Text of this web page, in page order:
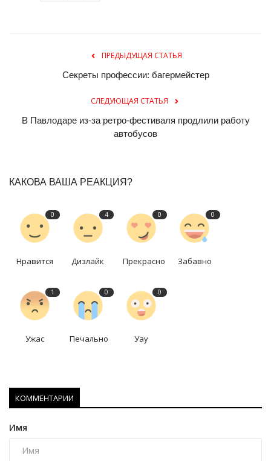
ПРЕДЫДУЩАЯ СТАТЬЯ
Секреты профессии: багермейстер
СЛЕДУЮЩАЯ СТАТЬЯ
В Павлодаре из-за ретро-фестиваля продлили работу
автобусов
КАКОВА ВАША РЕАКЦИЯ?
0
Нравится
4
Дизлайк
0
Прекрасно
0
Забавно
1
Ужас
0
Печально
0
Уау
КОММЕНТАРИИ
Имя